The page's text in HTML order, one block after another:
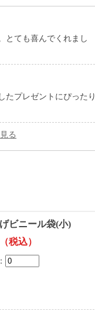
とても喜んでくれまし
たプレゼントにぴったり
る
ビニール袋(小)
税込）